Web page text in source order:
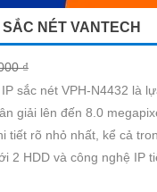
NÉT VANTECH
₫
sắc nét VPH-N4432 là
giải lên đến 8.0
tiết rõ nhỏ nhất, kể cả